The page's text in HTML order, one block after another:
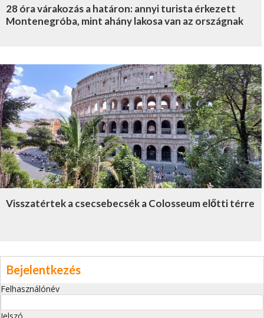
28 óra várakozás a határon: annyi turista érkezett
Montenegróba, mint ahány lakosa van az országnak
Visszatértek a csecsebecsék a Colosseum előtti térre
Bejelentkezés
Felhasználónév